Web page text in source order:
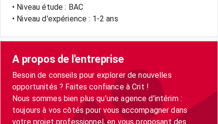
• Niveau étude : BAC
• Niveau d'expérience : 1-2 ans
A propos de l'entreprise
Besoin de conseils pour explorer de nouvelles
opportunités ? Faites confiance à Crit !
Nous sommes bien plus qu’une agence d’intérim :
toujours à vos côtés pour vous accompagner dans
votre projet professionnel, en vous proposant des